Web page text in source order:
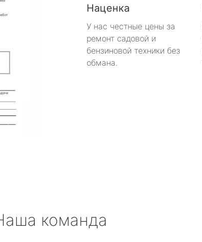
Наценка
У нас честные цены за
ремонт садовой и
бензиновой техники без
обмана.
команда